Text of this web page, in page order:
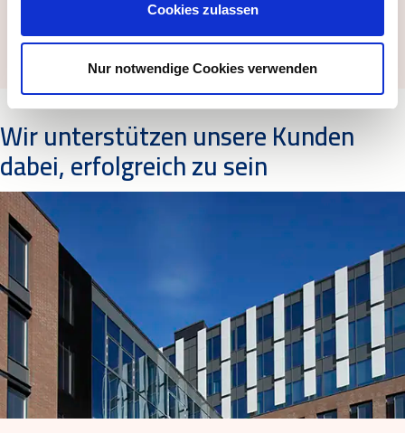
Cookies zulassen
Nur notwendige Cookies verwenden
Facility Management
Minimieren Sie die Betriebskosten Ihrer Immobilie mit
Wir unterstützen unsere Kunden
dabei, erfolgreich zu sein